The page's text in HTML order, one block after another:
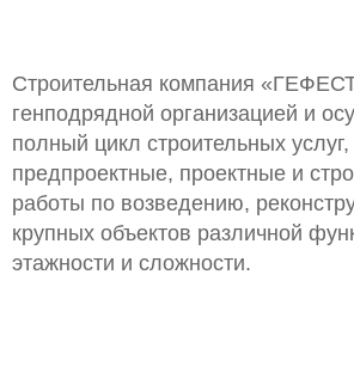
Строительная компания
генподрядной организацией и
полный цикл строительных
предпроектные, проектные и
работы по возведению,
крупных объектов различной
этажности и сложности.